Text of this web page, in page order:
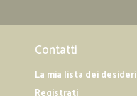
Contatti
La mia lista dei desideri